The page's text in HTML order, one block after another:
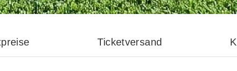
Ticketversand